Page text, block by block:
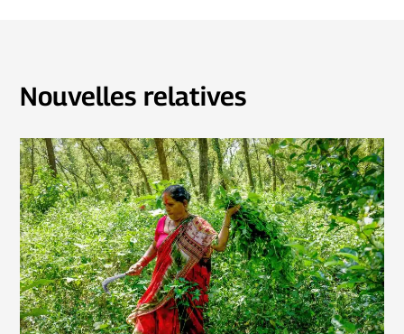
Nouvelles relatives